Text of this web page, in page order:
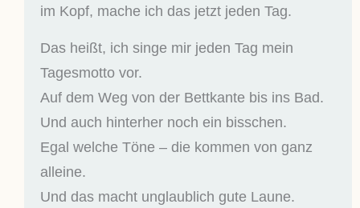
im Kopf, mache ich das jetzt jeden Tag.
Das heißt, ich singe mir jeden Tag mein
Tagesmotto vor.
Auf dem Weg von der Bettkante bis ins Bad.
Und auch hinterher noch ein bisschen.
Egal welche Töne – die kommen von ganz
alleine.
Und das macht unglaublich gute Laune.